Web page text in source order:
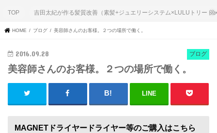
TOP 吉田太紀が作る髪質改善（素髪+ジュエリーシステム×LULUトリート
HOME ブログ 美容師さんのお客様。２つの場所で働く。
ブログ
2016.09.28
美容師さんのお客様。２つの場所で働く。
LINE
MAGNETドライヤードライヤー等のご購入はこちら